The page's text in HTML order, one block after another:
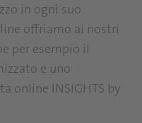
in ogni suo
offriamo ai nostri
per esempio il
e uno
online INSIGHTS by